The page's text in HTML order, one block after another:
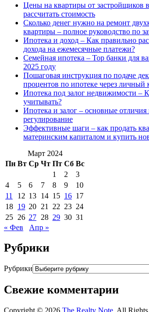
Цены на квартиры от застройщиков
рассчитать стоимость
Сколько денег нужно на ремонт
квартиры – полное руководство по
Ипотека и доход – Как правильно
дохода на ежемесячные платежи?
Семейная ипотека – Top банки для
2025 году
Пошаговая инструкция по подаче
процентов по ипотеке через личный
Ипотека под залог недвижимости –
учитывать?
Ипотека и залог – основные отличия
регулирование
Эффективные шаги – как продать
материнским капиталом и купить
Март 2024
Пн Вт Ср Чт Пт Сб Вс
1
2
3
4
5 6 7 8 9
10
11
12 13 14 15 16 17
18 19 20 21 22 23 24
25 26 27 28 29 30 31
« Фев
Апр »
Рубрики
Рубрики
Свежие комментарии